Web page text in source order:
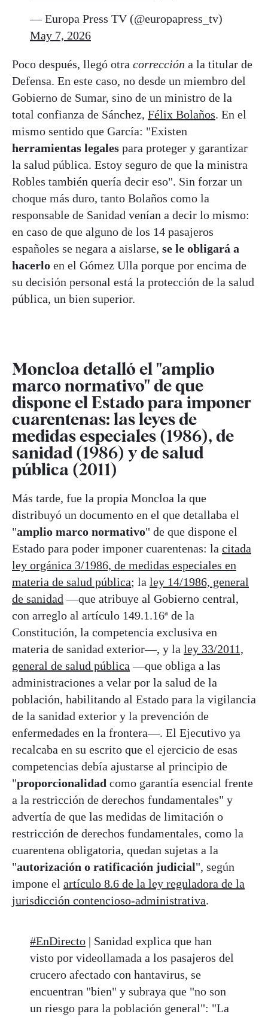
— Europa Press TV (@europapress_tv)
May 7, 2026
Poco después, llegó otra corrección a la titular de
Defensa. En este caso, no desde un miembro del
Gobierno de Sumar, sino de un ministro de la
total confianza de Sánchez, Félix Bolaños. En el
mismo sentido que García: "Existen
herramientas legales para proteger y garantizar
la salud pública. Estoy seguro de que la ministra
Robles también quería decir eso". Sin forzar un
choque más duro, tanto Bolaños como la
responsable de Sanidad venían a decir lo mismo:
en caso de que alguno de los 14 pasajeros
españoles se negara a aislarse, se le obligará a
hacerlo en el Gómez Ulla porque por encima de
su decisión personal está la protección de la salud
pública, un bien superior.
Moncloa detalló el "amplio
marco normativo" de que
dispone el Estado para imponer
cuarentenas: las leyes de
medidas especiales (1986), de
sanidad (1986) y de salud
pública (2011)
Más tarde, fue la propia Moncloa la que
distribuyó un documento en el que detallaba el
"amplio marco normativo" de que dispone el
Estado para poder imponer cuarentenas: la citada
ley orgánica 3/1986, de medidas especiales en
materia de salud pública; la ley 14/1986, general
de sanidad —que atribuye al Gobierno central,
con arreglo al artículo 149.1.16ª de la
Constitución, la competencia exclusiva en
materia de sanidad exterior—, y la ley 33/2011,
general de salud pública —que obliga a las
administraciones a velar por la salud de la
población, habilitando al Estado para la vigilancia
de la sanidad exterior y la prevención de
enfermedades en la frontera—. El Ejecutivo ya
recalcaba en su escrito que el ejercicio de esas
competencias debía ajustarse al principio de
"proporcionalidad como garantía esencial frente
a la restricción de derechos fundamentales" y
advertía de que las medidas de limitación o
restricción de derechos fundamentales, como la
cuarentena obligatoria, quedan sujetas a la
"autorización o ratificación judicial", según
impone el artículo 8.6 de la ley reguladora de la
jurisdicción contencioso-administrativa.
#EnDirecto | Sanidad explica que han
visto por videollamada a los pasajeros del
crucero afectado con hantavirus, se
encuentran "bien" y subraya que "no son
un riesgo para la población general": "La